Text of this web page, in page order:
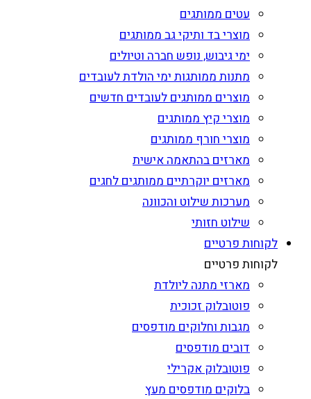
עטים ממותגים
מוצרי בד ותיקי גב ממותגים
ימי גיבוש, נופש חברה וטיולים
מתנות ממותגות ימי הולדת לעובדים
מוצרים ממותגים לעובדים חדשים
מוצרי קיץ ממותגים
מוצרי חורף ממותגים
מארזים בהתאמה אישית
מארזים יוקרתיים ממותגים לחגים
מערכות שילוט והכוונה
שילוט חזותי
לקוחות פרטיים
לקוחות פרטיים
מארזי מתנה ליולדת
פוטובלוק זכוכית
מגבות וחלוקים מודפסים
דובים מודפסים
פוטובלוק אקרילי
בלוקים מודפסים מעץ